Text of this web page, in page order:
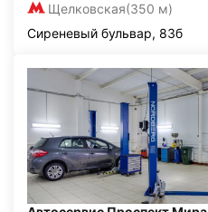
Щелковская(350 м)
Сиреневый бульвар, 83б